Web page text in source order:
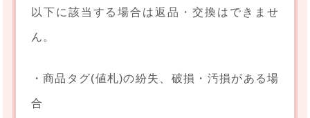
以下に該当する場合は返品・交換はできませ
ん。
・商品タグ(値札)の紛失、破損・汚損がある場
合